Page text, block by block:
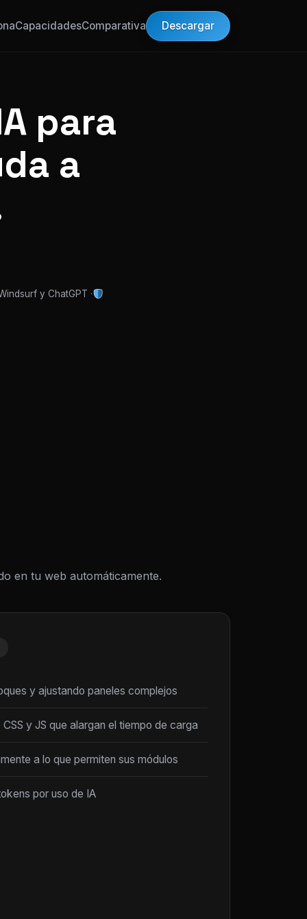
CapacidadesComparativa Descargar
para
a
y ChatGPT ·
en tu web automáticamente.
y ajustando paneles complejos
y JS que alargan el tiempo de carga
a lo que permiten sus módulos
por uso de IA